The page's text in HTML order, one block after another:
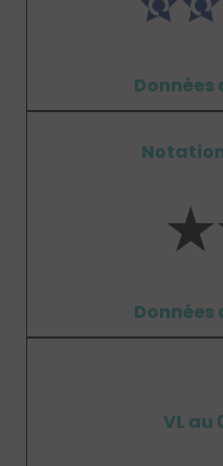
Données
Données
VL au